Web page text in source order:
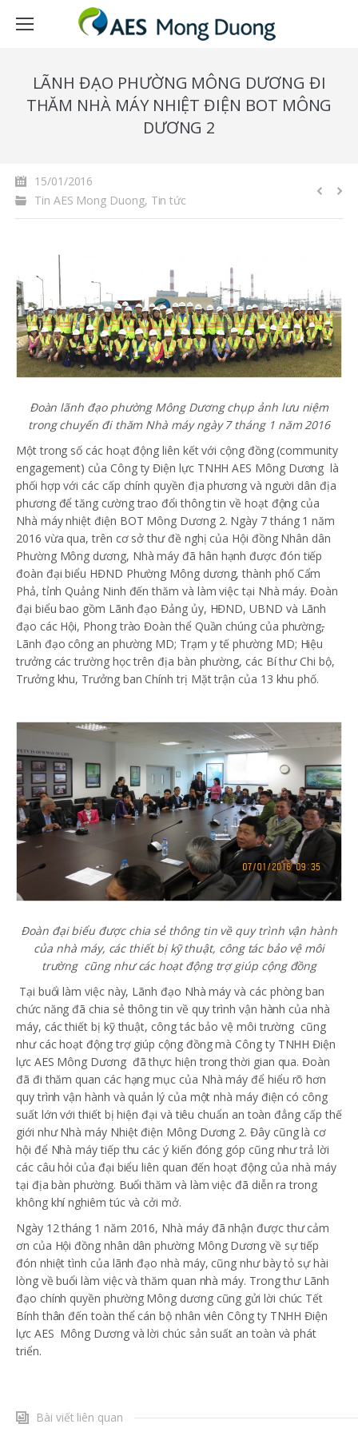
LÃNH ĐẠO PHƯỜNG MÔNG DƯƠNG ĐI
THĂM NHÀ MÁY NHIỆT ĐIỆN BOT MÔNG
DƯƠNG 2
15/01/2016
Tin AES Mong Duong, Tin tức
Đoàn lãnh đạo phường Mông Dương chụp ảnh lưu niệm
trong chuyến đi thăm Nhà máy ngày 7 tháng 1 năm 2016
Một trong số các hoạt động liên kết với cộng đồng (community
engagement) của Công ty Điện lực TNHH AES Mông Dương là
phối hợp với các cấp chính quyền địa phương và người dân địa
phương để tăng cường trao đổi thông tin về hoạt động của
Nhà máy nhiệt điện BOT Mông Dương 2. Ngày 7 tháng 1 năm
2016 vừa qua, trên cơ sở thư đề nghị của Hội đồng Nhân dân
Phường Mông dương, Nhà máy đã hân hạnh được đón tiếp
đoàn đại biểu HĐND Phường Mông dương, thành phố Cẩm
Phả, tỉnh Quảng Ninh đến thăm và làm việc tại Nhà máy. Đoàn
đại biểu bao gồm Lãnh đạo Đảng ủy, HĐND, UBND và Lãnh
đạo các Hội, Phong trào Đoàn thể Quần chúng của phường,
Lãnh đạo công an phường MD; Trạm y tế phường MD; Hiệu
trưởng các trường học trên địa bàn phường, các Bí thư Chi bộ,
Trưởng khu, Trưởng ban Chính trị Mặt trận của 13 khu phố.
Đoàn đại biểu được chia sẻ thông tin về quy trình vận hành
của nhà máy, các thiết bị kỹ thuật, công tác bảo vệ môi
trường cũng như các hoạt động trợ giúp cộng đồng
Tại buổi làm việc này, Lãnh đạo Nhà máy và các phòng ban
chức năng đã chia sẻ thông tin về quy trình vận hành của nhà
máy, các thiết bị kỹ thuật, công tác bảo vệ môi trường cũng
như các hoạt động trợ giúp cộng đồng mà Công ty TNHH Điện
lực AES Mông Dương đã thực hiện trong thời gian qua. Đoàn
đã đi thăm quan các hạng mục của Nhà máy để hiểu rõ hơn
quy trình vận hành và quản lý của một nhà máy điện có công
suất lớn với thiết bị hiện đại và tiêu chuẩn an toàn đẳng cấp thế
giới như Nhà máy Nhiệt điện Mông Dương 2. Đây cũng là cơ
hội để Nhà máy tiếp thu các ý kiến đóng góp cũng như trả lời
các câu hỏi của đại biểu liên quan đến hoạt động của nhà máy
tại địa bàn phường. Buổi thăm và làm việc đã diễn ra trong
không khí nghiêm túc và cởi mở.
Ngày 12 tháng 1 năm 2016, Nhà máy đã nhận được thư cảm
ơn của Hội đồng nhân dân phường Mông Dương về sự tiếp
đón nhiệt tình của lãnh đạo nhà máy, cũng như bày tỏ sự hài
lòng về buổi làm việc và thăm quan nhà máy. Trong thư Lãnh
đạo chính quyền phường Mông dương cũng gửi lời chúc Tết
Bính thân đến toàn thể cán bộ nhân viên Công ty TNHH Điện
lực AES Mông Dương và lời chúc sản suất an toàn và phát
triển.
Bài viết liên quan